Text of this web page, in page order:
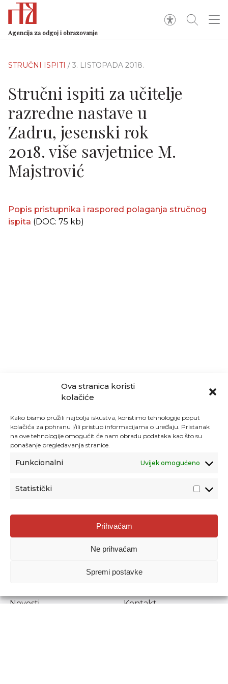
Ova stranica koristi
kolačiće
Kako bismo pružili najbolja iskustva, koristimo tehnologije poput
kolačića za pohranu i/ili pristup informacijama o uređaju. Pristanak
na ove tehnologije omogućit će nam obradu podataka kao što su
ponašanje pregledavanja stranice.
Funkcionalni Uvijek omogućeno
Statistički
Prihvaćam
Ne prihvaćam
Spremi postavke
Agencija za odgoj i obrazovanje
STRUČNI ISPITI / 3. LISTOPADA 2018.
Stručni ispiti za učitelje
razredne nastave u
Zadru, jesenski rok
2018. više savjetnice M.
Majstrović
Popis pristupnika i raspored polaganja stručnog
ispita (DOC: 75 kb)
Agencija za odgoj i obrazovanje
Donje Svetice 38, 10000 Zagreb
1778129
Prenošenje sadržaja dopušteno je uz navođenje izvora.
Novosti
Kontakt